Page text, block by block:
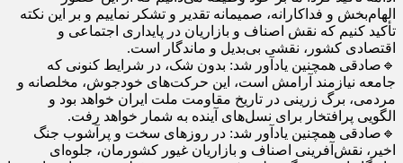
الهام‌بخش و فداکارانه، صمیمانه تقدیر و تشکر نماییم و بر این نکته
تأکید کنیم که نقش اصناف و بازاریان در پایداری اجتماعی و
اقتصادی کشور، نقشی بی‌بدیل و ماندگار است.
🔹صادقی همچنین یادآور شد: بدون شک، در شرایط کنونی که
جامعه نیازمند آرامش است، این حرکت‌های خودجوش، مخلصانه و
مردمی، برگ زرینی در تاریخ مقاومت ملت ایران خواهد بود و
الگویی پرافتخار برای نسل‌های آینده به شمار خواهد رفت.
🔹صادقی همچنین یادآور شد: در روزهای سخت و پرآشوب جنگ
اخیر، نقش‌آفرینی اصناف و بازاریان غیور کشورمان، جلوه‌ای